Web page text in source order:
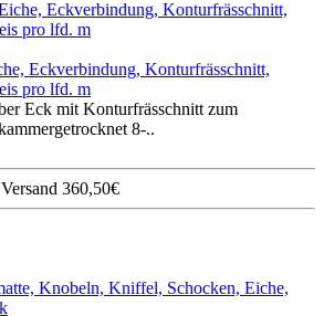
Eckverbindung, Konturfrässchnitt,
pro lfd. m
Eck mit Konturfrässchnitt zum
8-..
360,50€